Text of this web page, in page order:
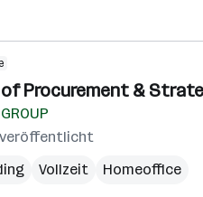
of Procurement &
Vollzeit Homeoffice